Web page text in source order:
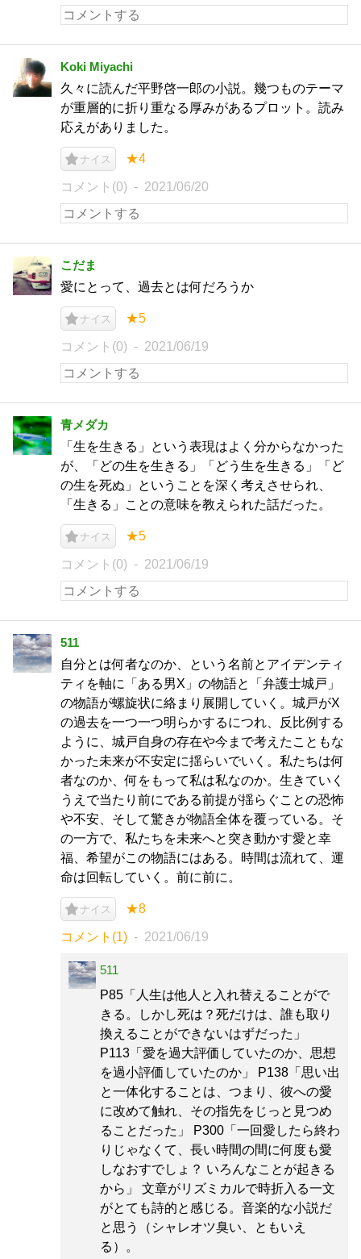
Koki Miyachi
久々に読んだ平野啓一郎の小説。幾つものテーマ
が重層的に折り重なる厚みがあるプロット。読み
応えがありました。
ナイス ★4
コメント(0) 2021/06/20
こだま
愛にとって、過去とは何だろうか
ナイス ★5
コメント(0) 2021/06/19
青メダカ
「生を生きる」という表現はよく分からなかった
が、「どの生を生きる」「どう生を生きる」「ど
の生を死ぬ」ということを深く考えさせられ、
「生きる」ことの意味を教えられた話だった。
ナイス ★5
コメント(0) 2021/06/19
511
自分とは何者なのか、という名前とアイデンティ
ティを軸に「ある男X」の物語と「弁護士城戸」
の物語が螺旋状に絡まり展開していく。城戸がX
の過去を一つ一つ明らかするにつれ、反比例する
ように、城戸自身の存在や今まで考えたこともな
かった未来が不安定に揺らいでいく。私たちは何
者なのか、何をもって私は私なのか。生きていく
うえで当たり前にである前提が揺らぐことの恐怖
や不安、そして驚きが物語全体を覆っている。そ
の一方で、私たちを未来へと突き動かす愛と幸
福、希望がこの物語にはある。時間は流れて、運
命は回転していく。前に前に。
ナイス ★8
コメント(1) 2021/06/19
511
P85「人生は他人と入れ替えることがで
きる。しかし死は？死だけは、誰も取り
換えることができないはずだった」
P113「愛を過大評価していたのか、思想
を過小評価していたのか」 P138「思い出
と一体化することは、つまり、彼への愛
に改めて触れ、その指先をじっと見つめ
ることだった」 P300「一回愛したら終わ
りじゃなくて、長い時間の間に何度も愛
しなおすでしょ？ いろんなことが起きる
から」 文章がリズミカルで時折入る一文
がとても詩的と感じる。音楽的な小説だ
と思う（シャレオツ臭い、ともいえ
る）。